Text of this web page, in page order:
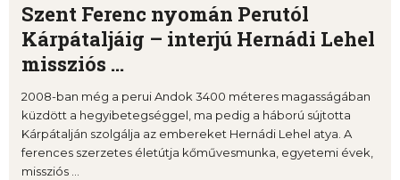
Szent Ferenc nyomán Perutól
Kárpátaljáig – interjú Hernádi Lehel
missziós ...
2008-ban még a perui Andok 3400 méteres magasságában
küzdött a hegyibetegséggel, ma pedig a háború sújtotta
Kárpátalján szolgálja az embereket Hernádi Lehel atya. A
ferences szerzetes életútja kőművesmunka, egyetemi évek,
missziós ...